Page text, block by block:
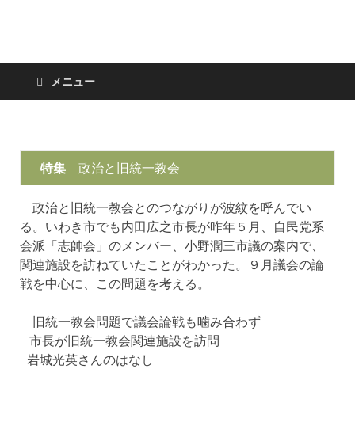
日々の新聞
メニュー
特集 政治と旧統一教会
政治と旧統一教会とのつながりが波紋を呼んでい
る。いわき市でも内田広之市長が昨年５月、自民党系
会派「志帥会」のメンバー、小野潤三市議の案内で、
関連施設を訪ねていたことがわかった。９月議会の論
戦を中心に、この問題を考える。
旧統一教会問題で議会論戦も噛み合わず
市長が旧統一教会関連施設を訪問
岩城光英さんのはなし